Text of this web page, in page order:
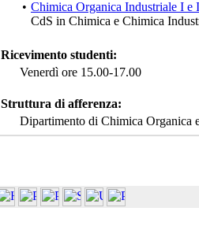
• Chimica Organica Industriale I e
CdS in Chimica e Chimica
Ricevimento studenti:
Venerdì ore 15.00-17.00
Struttura di afferenza:
Dipartimento di Chimica Organica